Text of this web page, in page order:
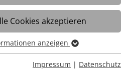
- Klientinnen
Mitarbeiterinnen und
gemeinsam in
zum Thema
was für sie Inklusion ist
Cookies akzeptieren
für grundlegende Funktionen
anzeigen
Impressum | Datenschutz